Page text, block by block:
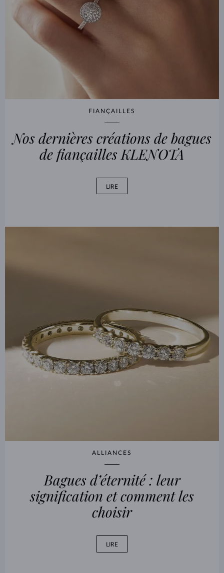
FIANÇAILLES
Nos dernières créations de bagues
de fiançailles KLENOTA
LIRE
ALLIANCES
Bagues d’éternité : leur
signification et comment les
choisir
LIRE